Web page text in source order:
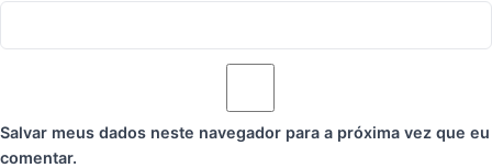
Salvar meus dados neste navegador para a próxima vez que eu
comentar.